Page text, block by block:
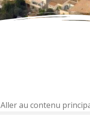
Aller au contenu